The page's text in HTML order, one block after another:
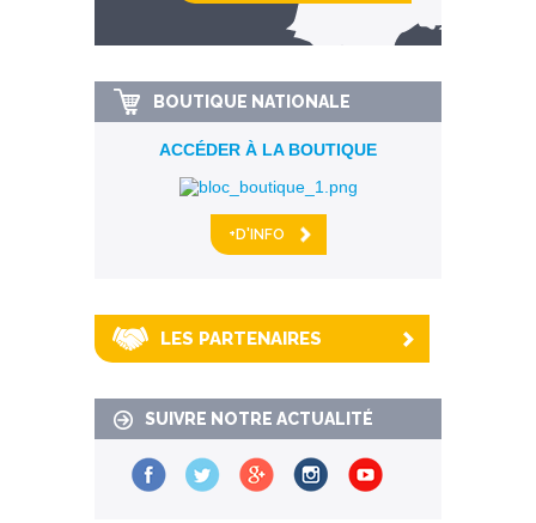
km alentour
BOUTIQUE NATIONALE
ACCÉDER À LA BOUTIQUE
+D'INFO
LES PARTENAIRES
SUIVRE NOTRE ACTUALITÉ